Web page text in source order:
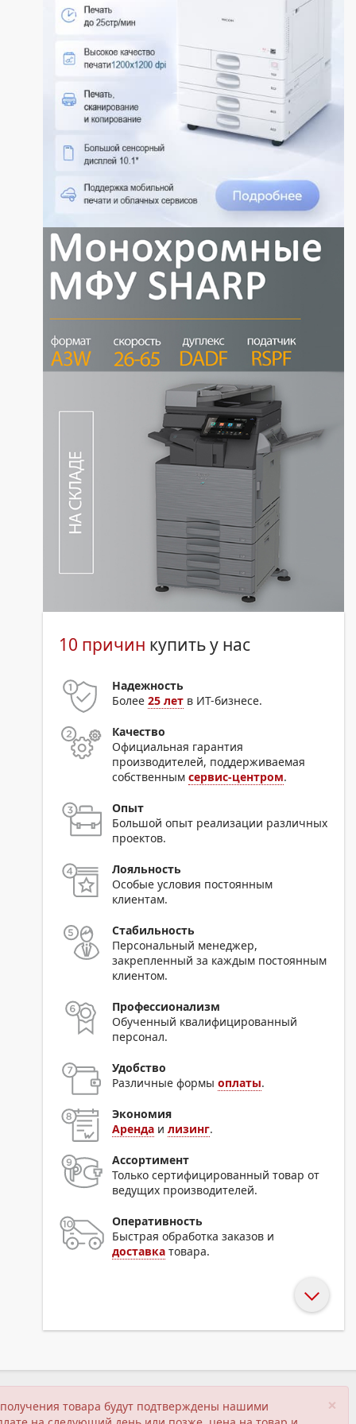
10 причин купить у нас
Надежность
Более25 лет в ИТ-бизнесе.
Качество
Официальная гарантия
производителей, поддерживаемая
собственнымсервис-центром.
Опыт
Большой опыт реализации различных
проектов.
Лояльность
Особые условия постоянным
клиентам.
Стабильность
Персональный менеджер,
закрепленный за каждым постоянным
клиентом.
Профессионализм
Обученный квалифицированный
персонал.
Удобство
Различные формыоплаты.
Экономия
Аренда илизинг.
Ассортимент
Только сертифицированный товар от
ведущих производителей.
Оперативность
Быстрая обработка заказов и
доставка товара.
×
товара будут подтверждены нашими